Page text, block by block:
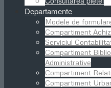
Departamente
Modele de
Compartiment
Serviciul
Compartiment
Administrative
Compartiment
Compartiment